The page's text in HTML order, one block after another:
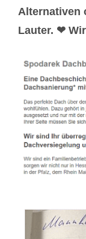
Alternativen
Lauter. ❤